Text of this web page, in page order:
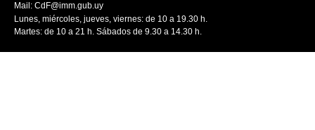
Mail: CdF@imm.gub.uy
Lunes, miércoles, jueves, viernes: de 10 a 19.30 h.
Martes: de 10 a 21 h. Sábados de 9.30 a 14.30 h.